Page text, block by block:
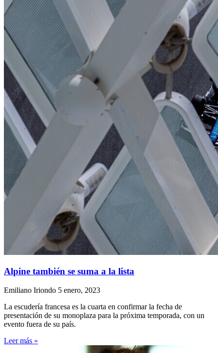
Alpine también se suma a la lista
Emiliano Iriondo 5 enero, 2023
La escudería francesa es la cuarta en confirmar la fecha de
presentación de su monoplaza para la próxima temporada, con un
evento fuera de su país.
Leer más »